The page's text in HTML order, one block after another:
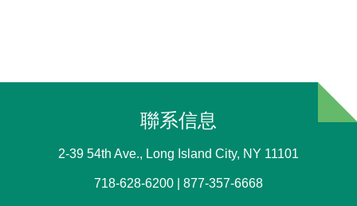
聯系信息
2-39 54th Ave., Long Island City, NY 11101
718-628-6200 | 877-357-6668